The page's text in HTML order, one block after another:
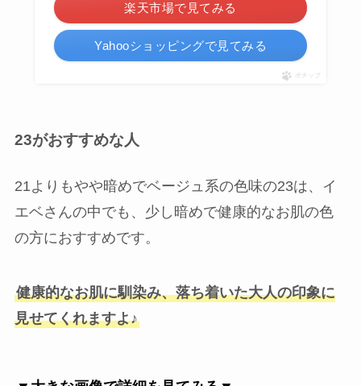
楽天市場で見てみる
Yahooショッピングで見てみる
ポチップ
23がおすすめな人
21よりもやや暗めでベージュ系の色味の23は、イ
エベさんの中でも、少し暗めで健康的なお肌の色
の方におすすめです。
健康的なお肌に馴染み、落ち着いた大人の印象に
見せてくれますよ♪